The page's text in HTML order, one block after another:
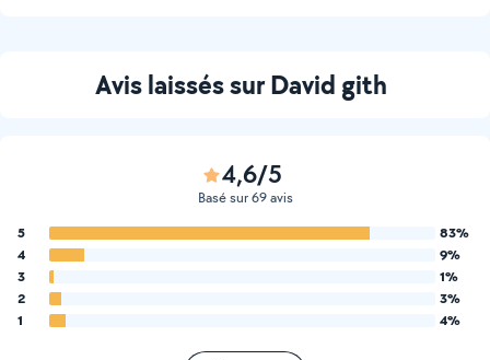
Avis laissés sur David gith
4,6/5
Basé sur 69 avis
5
83%
4
9%
3
1%
2
3%
1
4%